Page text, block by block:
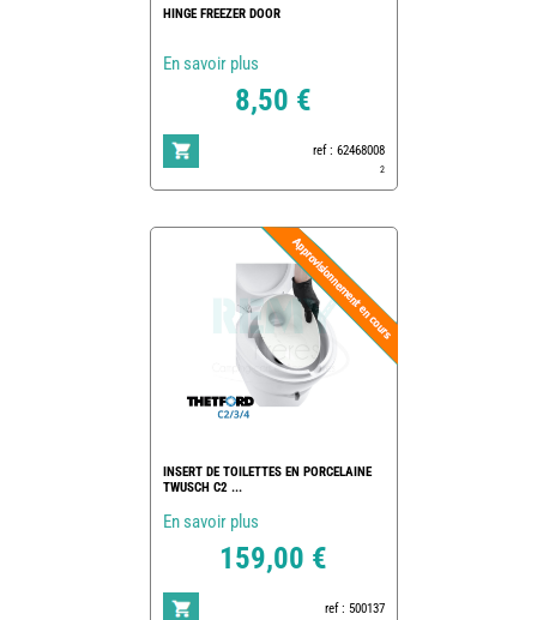
HINGE FREEZER DOOR
En savoir plus
8,50 €
ref : 62468008
2
INSERT DE TOILETTES EN PORCELAINE
TWUSCH C2 ...
En savoir plus
159,00 €
ref : 500137